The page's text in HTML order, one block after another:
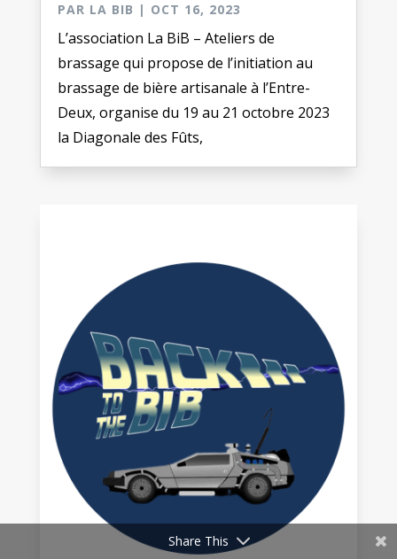
PAR LA BIB | OCT 16, 2023
L’association La BiB – Ateliers de
brassage qui propose de l’initiation au
brassage de bière artisanale à l’Entre-
Deux, organise du 19 au 21 octobre 2023
la Diagonale des Fûts,
Share This